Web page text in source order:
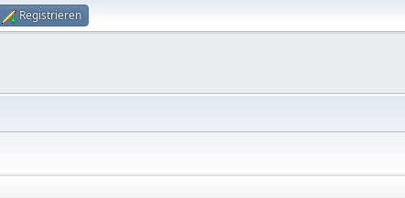
Registrieren